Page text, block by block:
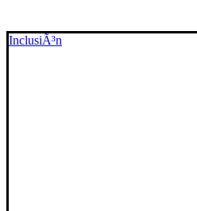
InclusiÃ³n